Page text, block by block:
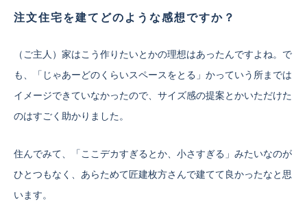
注文住宅を建てどのような感想ですか？
（ご主人）家はこう作りたいとかの理想はあったんですよね。で
も、「じゃあーどのくらいスペースをとる」かっていう所までは
イメージできていなかったので、サイズ感の提案とかいただけた
のはすごく助かりました。
住んでみて、「ここデカすぎるとか、小さすぎる」みたいなのが
ひとつもなく、あらためて匠建枚方さんで建てて良かったなと思
います。